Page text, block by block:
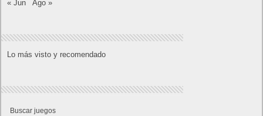
« Jun Ago »
Lo más visto y recomendado
Buscar juegos